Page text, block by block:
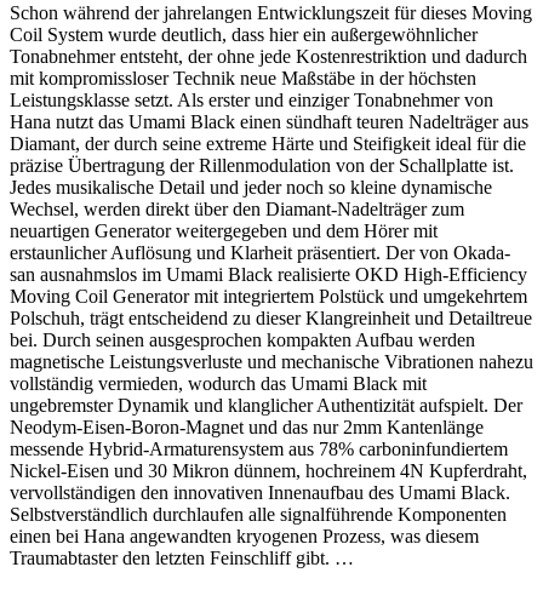
Schon während der jahrelangen Entwicklungszeit für dieses Moving
Coil System wurde deutlich, dass hier ein außergewöhnlicher
Tonabnehmer entsteht, der ohne jede Kostenrestriktion und dadurch
mit kompromissloser Technik neue Maßstäbe in der höchsten
Leistungsklasse setzt. Als erster und einziger Tonabnehmer von
Hana nutzt das Umami Black einen sündhaft teuren Nadelträger aus
Diamant, der durch seine extreme Härte und Steifigkeit ideal für die
präzise Übertragung der Rillenmodulation von der Schallplatte ist.
Jedes musikalische Detail und jeder noch so kleine dynamische
Wechsel, werden direkt über den Diamant-Nadelträger zum
neuartigen Generator weitergegeben und dem Hörer mit
erstaunlicher Auflösung und Klarheit präsentiert. Der von Okada-
san ausnahmslos im Umami Black realisierte OKD High-Efficiency
Moving Coil Generator mit integriertem Polstück und umgekehrtem
Polschuh, trägt entscheidend zu dieser Klangreinheit und Detailtreue
bei. Durch seinen ausgesprochen kompakten Aufbau werden
magnetische Leistungsverluste und mechanische Vibrationen nahezu
vollständig vermieden, wodurch das Umami Black mit
ungebremster Dynamik und klanglicher Authentizität aufspielt. Der
Neodym-Eisen-Boron-Magnet und das nur 2mm Kantenlänge
messende Hybrid-Armaturensystem aus 78% carboninfundiertem
Nickel-Eisen und 30 Mikron dünnem, hochreinem 4N Kupferdraht,
vervollständigen den innovativen Innenaufbau des Umami Black.
Selbstverständlich durchlaufen alle signalführende Komponenten
einen bei Hana angewandten kryogenen Prozess, was diesem
Traumabtaster den letzten Feinschliff gibt. …